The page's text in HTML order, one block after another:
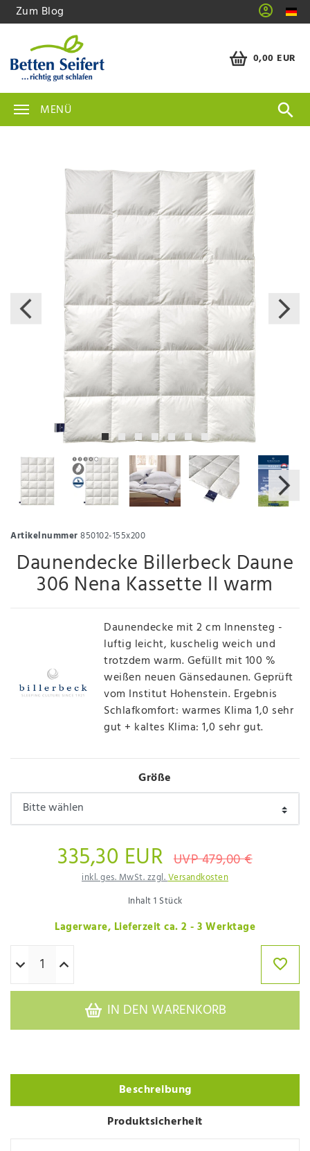
Zum Blog
0,00 EUR
MENÜ
Artikelnummer850102-155x200
Daunendecke Billerbeck Daune
306 Nena Kassette II warm
Daunendecke mit 2 cm Innensteg -
luftig leicht, kuschelig weich und
trotzdem warm. Gefüllt mit 100 %
weißen neuen Gänsedaunen. Geprüft
vom Institut Hohenstein. Ergebnis
Schlafkomfort: warmes Klima 1,0 sehr
gut + kaltes Klima: 1,0 sehr gut.
Größe
335,30 EUR UVP 479,00 €
inkl. ges. MwSt. zzgl.Versandkosten
Inhalt1 Stück
Lagerware, Lieferzeit ca. 2 - 3 Werktage
IN DEN WARENKORB
Beschreibung
Produktsicherheit